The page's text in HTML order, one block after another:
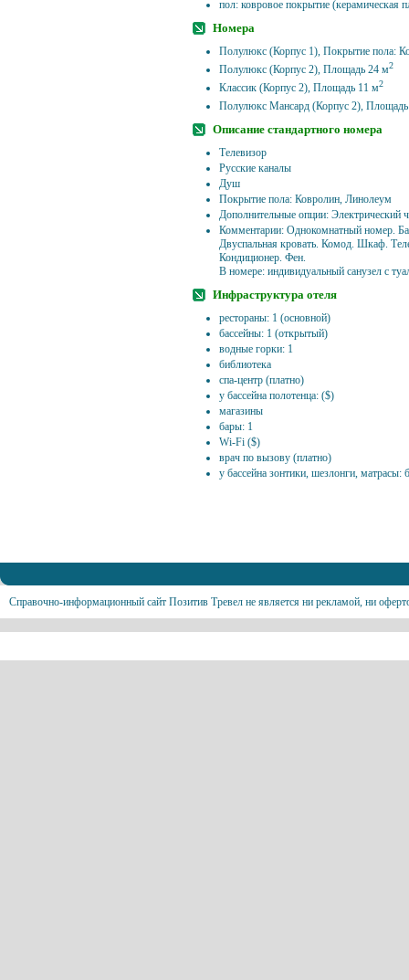
пол: ковровое покрытие (керамическая
Номера
Полулюкс (Корпус 1), Покрытие пола:
Полулюкс (Корпус 2), Площадь 24 м2
Классик (Корпус 2), Площадь 11 м2
Полулюкс Мансард (Корпус 2),
Описание стандартного номера
Телевизор
Русские каналы
Душ
Покрытие пола: Ковролин, Линолеум
Дополнительные опции: Электрический
Комментарии: Однокомнатный номер.
Двуспальная кровать. Комод. Шкаф.
Кондиционер. Фен.
В номере: индивидуальный санузел с
Инфраструктура отеля
рестораны: 1 (основной)
бассейны: 1 (открытый)
водные горки: 1
библиотека
спа-центр (платно)
у бассейна полотенца: ($)
магазины
бары: 1
Wi-Fi ($)
врач по вызову (платно)
у бассейна зонтики, шезлонги, матрасы:
Справочно-информационный сайт Позитив Тревел не является ни рекламой, ни